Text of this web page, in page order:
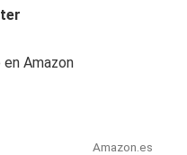
Amazon
Amazon.es